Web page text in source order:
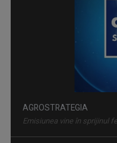
AGROSTRATEGIA
Emisiunea vine în sprijinul